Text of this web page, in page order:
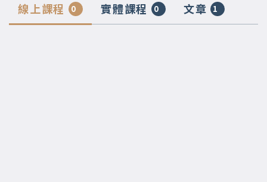
線上課程 0 實體課程 0 文章 1